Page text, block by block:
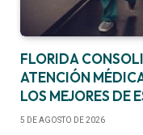
FLORIDA
ATENCIÓN
LOS MEJORES DE
5 DE AGOSTO DE 2026